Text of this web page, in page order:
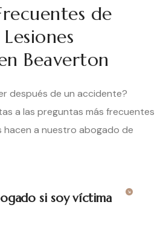
de
Beaverton
después de un accidente?
a las preguntas más frecuentes
a nuestro abogado de
si soy víctima